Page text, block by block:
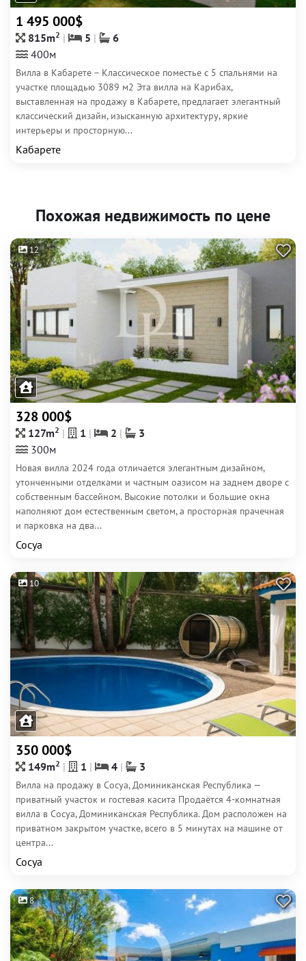
1 495 000$
815m2 5
6
400м
Вилла в Кабарете – Классическое поместье с 5 спальнями на
участке площадью 3089 м2 Эта вилла на Карибах,
выставленная на продажу в Кабарете, предлагает элегантный
классический дизайн, изысканную архитектуру, яркие
интерьеры и просторную...
Кабарете
Похожая недвижимость по цене
12
328 000$
127m2 1 2
3
300м
Новая вилла 2024 года отличается элегантным дизайном,
утонченными отделками и частным оазисом на заднем дворе с
собственным бассейном. Высокие потолки и большие окна
наполняют дом естественным светом, а просторная прачечная
и парковка на два...
Сосуа
10
350 000$
149m2 1 4 3
Вилла на продажу в Сосуа, Доминиканская Республика —
приватный участок и гостевая касита Продаётся 4-комнатная
вилла в Сосуа, Доминиканская Республика. Дом расположен на
приватном закрытом участке, всего в 5 минутах на машине от
центра...
Сосуа
8